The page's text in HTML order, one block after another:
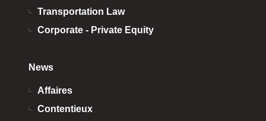
Transportation Law
Corporate - Private Equity
News
Affaires
Contentieux